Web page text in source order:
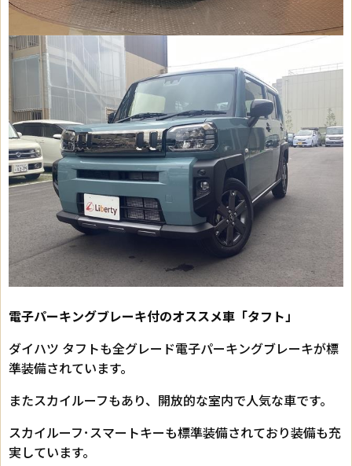
電子パーキングブレーキ付のオススメ車「タフト」
ダイハツ タフトも全グレード電子パーキングブレーキが標
準装備されています。
またスカイルーフもあり、開放的な室内で人気な車です。
スカイルーフ･スマートキーも標準装備されており装備も充
実しています。